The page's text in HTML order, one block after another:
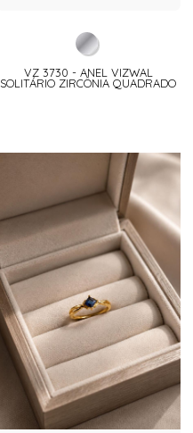
VZ 3730 - ANEL VIZWAL
SOLITÁRIO ZIRCÔNIA QUADRADO